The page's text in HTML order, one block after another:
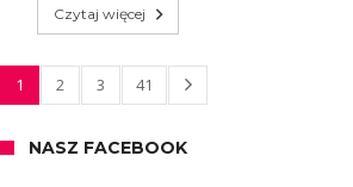
Czytaj więcej
1 2 3 41
NASZ FACEBOOK